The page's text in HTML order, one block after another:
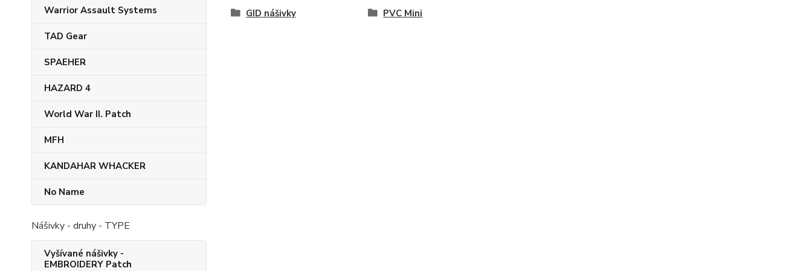
Warrior Assault Systems
TAD Gear
SPAEHER
HAZARD 4
World War II. Patch
MFH
KANDAHAR​ WHACKER
No Name
Nášivky - druhy - TYPE
Vyšívané nášivky -
EMBROIDERY Patch
GID nášivky
PVC Mini